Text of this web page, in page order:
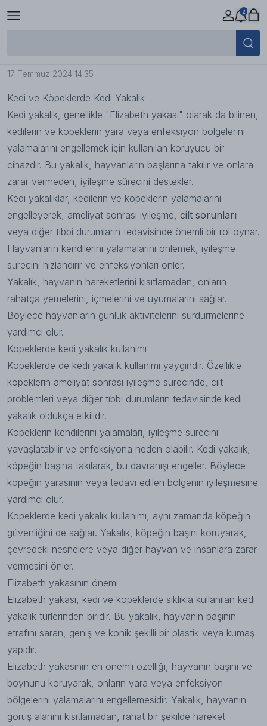
2
Kedi ve Köpeklerde Elizabeth Yakası
17 Temmuz 2024 14:35
Kedi ve Köpeklerde Kedi Yakalık
Kedi yakalık, genellikle "Elizabeth yakası" olarak da bilinen,
kedilerin ve köpeklerin yara veya enfeksiyon bölgelerini
yalamalarını engellemek için kullanılan koruyucu bir
cihazdır. Bu yakalık, hayvanların başlarına takılır ve onlara
zarar vermeden, iyileşme sürecini destekler.
Kedi yakalıklar, kedilerin ve köpeklerin yalamalarını
engelleyerek, ameliyat sonrası iyileşme, cilt sorunları
veya diğer tıbbi durumların tedavisinde önemli bir rol oynar.
Hayvanların kendilerini yalamalarını önlemek, iyileşme
sürecini hızlandırır ve enfeksiyonları önler.
Yakalık, hayvanın hareketlerini kısıtlamadan, onların
rahatça yemelerini, içmelerini ve uyumalarını sağlar.
Böylece hayvanların günlük aktivitelerini sürdürmelerine
yardımcı olur.
Köpeklerde kedi yakalık kullanımı
Köpeklerde de kedi yakalık kullanımı yaygındır. Özellikle
köpeklerin ameliyat sonrası iyileşme sürecinde, cilt
problemleri veya diğer tıbbi durumların tedavisinde kedi
yakalık oldukça etkilidir.
Köpeklerin kendilerini yalamaları, iyileşme sürecini
yavaşlatabilir ve enfeksiyona neden olabilir. Kedi yakalık,
köpeğin başına takılarak, bu davranışı engeller. Böylece
köpeğin yarasının veya tedavi edilen bölgenin iyileşmesine
yardımcı olur.
Köpeklerde kedi yakalık kullanımı, aynı zamanda köpeğin
güvenliğini de sağlar. Yakalık, köpeğin başını koruyarak,
çevredeki nesnelere veya diğer hayvan ve insanlara zarar
vermesini önler.
Elizabeth yakasının önemi
Elizabeth yakası, kedi ve köpeklerde sıklıkla kullanılan kedi
yakalık türlerinden biridir. Bu yakalık, hayvanın başının
etrafını saran, geniş ve konik şekilli bir plastik veya kumaş
yapıdır.
Elizabeth yakasının en önemli özelliği, hayvanın başını ve
boynunu koruyarak, onların yara veya enfeksiyon
bölgelerini yalamalarını engellemesidir. Yakalık, hayvanın
görüş alanını kısıtlamadan, rahat bir şekilde hareket